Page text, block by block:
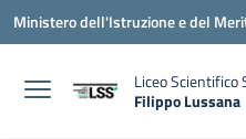
Vai ai contenuti
Vai al menu di navigazione
Vai al footer
Ministero dell'Istruzione e del
Liceo Scientifico
Filippo Lussana